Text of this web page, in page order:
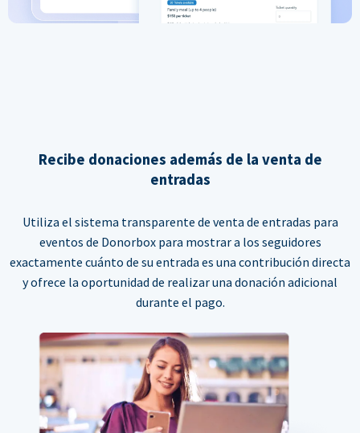
Recibe donaciones además de la venta de
entradas
Utiliza el sistema transparente de venta de entradas para
eventos de Donorbox para mostrar a los seguidores
exactamente cuánto de su entrada es una contribución directa
y ofrece la oportunidad de realizar una donación adicional
durante el pago.